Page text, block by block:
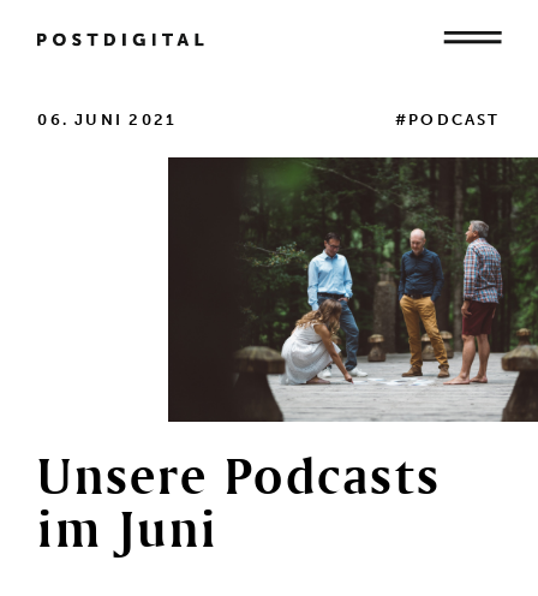
Mensch
Organisation
Gesellschaft
06. JUNI 2021 #PODCAST
Unsere Podcasts
im Juni